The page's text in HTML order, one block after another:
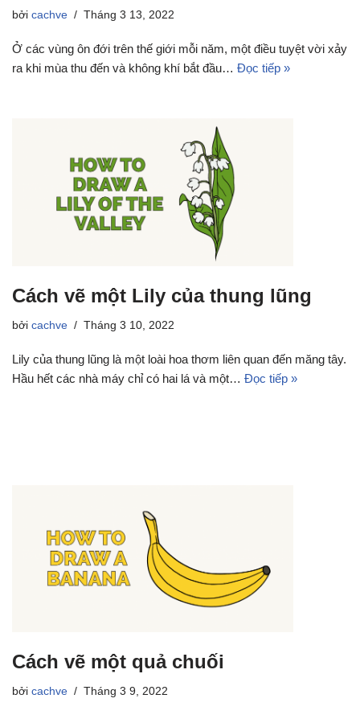
bởi cachve Tháng 3 13, 2022
Ở các vùng ôn đới trên thế giới mỗi năm, một điều tuyệt vời xảy
ra khi mùa thu đến và không khí bắt đầu… Đọc tiếp »
Cách vẽ một Lily của thung lũng
bởi cachve Tháng 3 10, 2022
Lily của thung lũng là một loài hoa thơm liên quan đến măng tây.
Hầu hết các nhà máy chỉ có hai lá và một… Đọc tiếp »
Cách vẽ một quả chuối
bởi cachve Tháng 3 9, 2022